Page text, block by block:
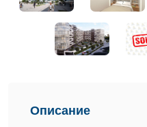
Описание